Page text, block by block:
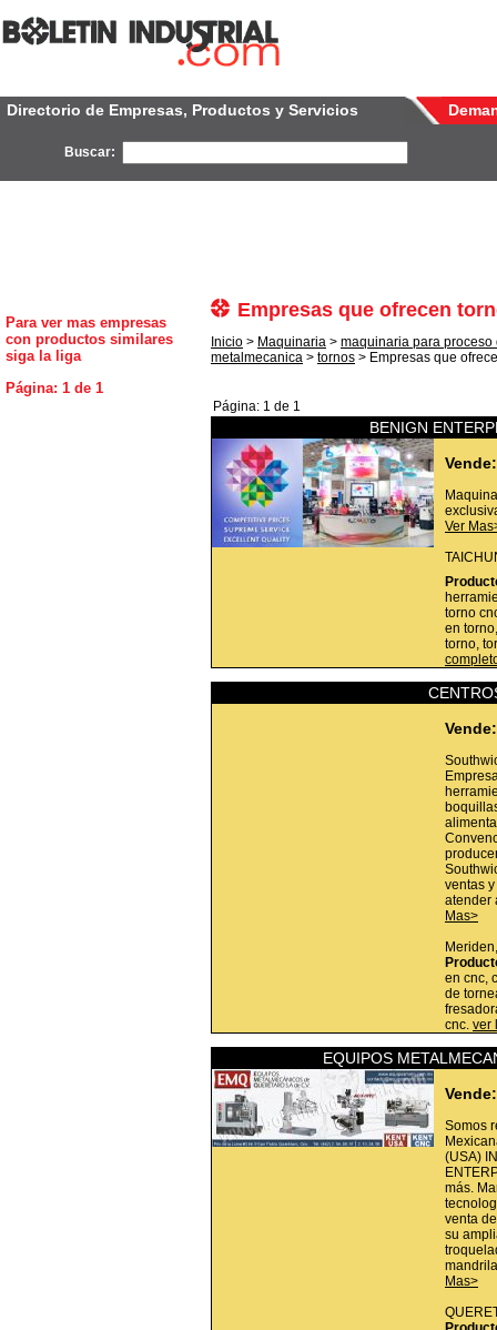
Directorio de Empresas, Productos y Servicios
Buscar:
Para ver mas empresas
con productos similares
siga la liga
Página: 1 de 1
Empresas que ofrecen
Inicio > Maquinaria > maquinaria para proceso
metalmecanica > tornos > Empresas que
Página: 1 de 1
BENIGN
Vende:
Ver
torno
en
torno,
Vende:
ventas
atender
Mas>
en cnc,
de
cnc. ver
EQUIPOS
Vende:
Somos
(USA)
más.
venta
su
Mas>